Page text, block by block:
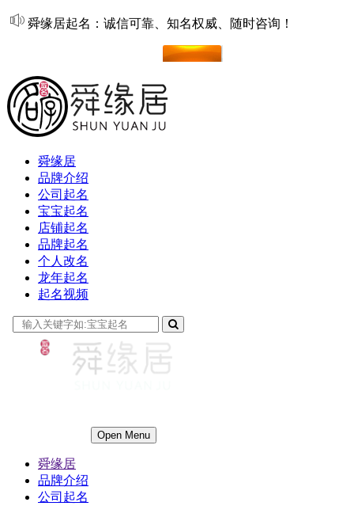
舜缘居起名：诚信可靠、知名权威、随时咨询！
舜缘居
品牌介绍
公司起名
宝宝起名
店铺起名
品牌起名
个人改名
龙年起名
起名视频
Open Menu
舜缘居
品牌介绍
公司起名